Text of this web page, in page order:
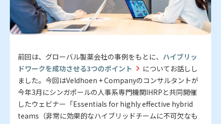
前回は、グローバル製薬会社の事例をもとに、 ハイブリッ
ドワークを成功させる3つのポイント
についてお話しし
ました。今回はVeldhoen + Companyのコンサルタントが
今年3月にシンガポールの人事系専門機関IHRPと共同開催
したウェビナー「Essentials for highly effective hybrid
teams（非常に効果的なハイブリッドチームに不可欠なも